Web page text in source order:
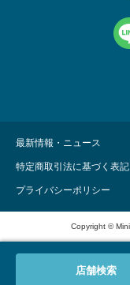
最新情報・ニュース
特定商取引法に基づく表記
プライバシーポリシー
Copyright ©
店舗検索